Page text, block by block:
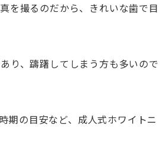
を撮るのだから、きれいな歯で目
り、躊躇してしまう方も多いので
の目安など、成人式ホワイトニ